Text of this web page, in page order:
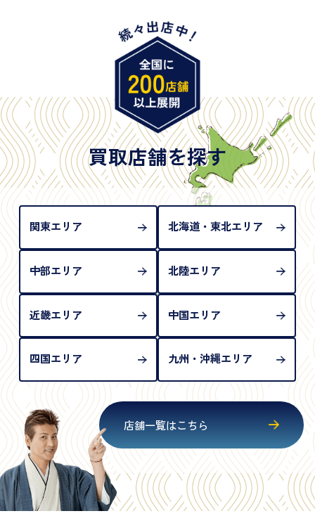
・旧パスポート
※原則として「公的機関が発行し、氏名、住所、生
年月日が記載されているもの
※日本国政府発行のもの
※2020年2月4日以降に申請された新型パスポートに
は「所持人記入欄（住所記載欄）」が存在しないた
め、単体では古物営業法上の本人確認書類として認
められない（住所確認ができないため）。補助書類
が必要となります
買取店舗を探す
関東エリア 北海道・東北エリア
中部エリア 北陸エリア
近畿エリア 中国エリア
四国エリア 九州・沖縄エリア
店舗一覧はこちら